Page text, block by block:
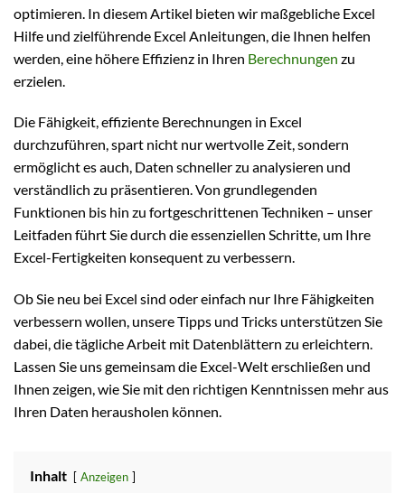
optimieren. In diesem Artikel bieten wir maßgebliche Excel
Hilfe und zielführende Excel Anleitungen, die Ihnen helfen
werden, eine höhere Effizienz in Ihren Berechnungen zu
erzielen.
Die Fähigkeit, effiziente Berechnungen in Excel
durchzuführen, spart nicht nur wertvolle Zeit, sondern
ermöglicht es auch, Daten schneller zu analysieren und
verständlich zu präsentieren. Von grundlegenden
Funktionen bis hin zu fortgeschrittenen Techniken – unser
Leitfaden führt Sie durch die essenziellen Schritte, um Ihre
Excel-Fertigkeiten konsequent zu verbessern.
Ob Sie neu bei Excel sind oder einfach nur Ihre Fähigkeiten
verbessern wollen, unsere Tipps und Tricks unterstützen Sie
dabei, die tägliche Arbeit mit Datenblättern zu erleichtern.
Lassen Sie uns gemeinsam die Excel-Welt erschließen und
Ihnen zeigen, wie Sie mit den richtigen Kenntnissen mehr aus
Ihren Daten herausholen können.
Inhalt Anzeigen